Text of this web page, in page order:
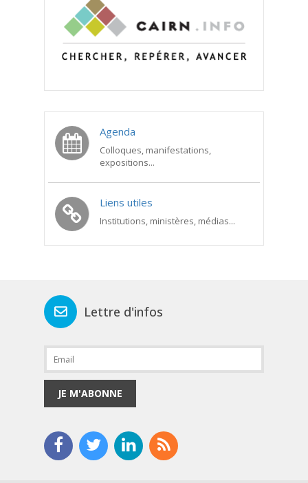
Agenda
Colloques, manifestations,
expositions...
Liens utiles
Institutions, ministères, médias...
Lettre d'infos
JE M'ABONNE